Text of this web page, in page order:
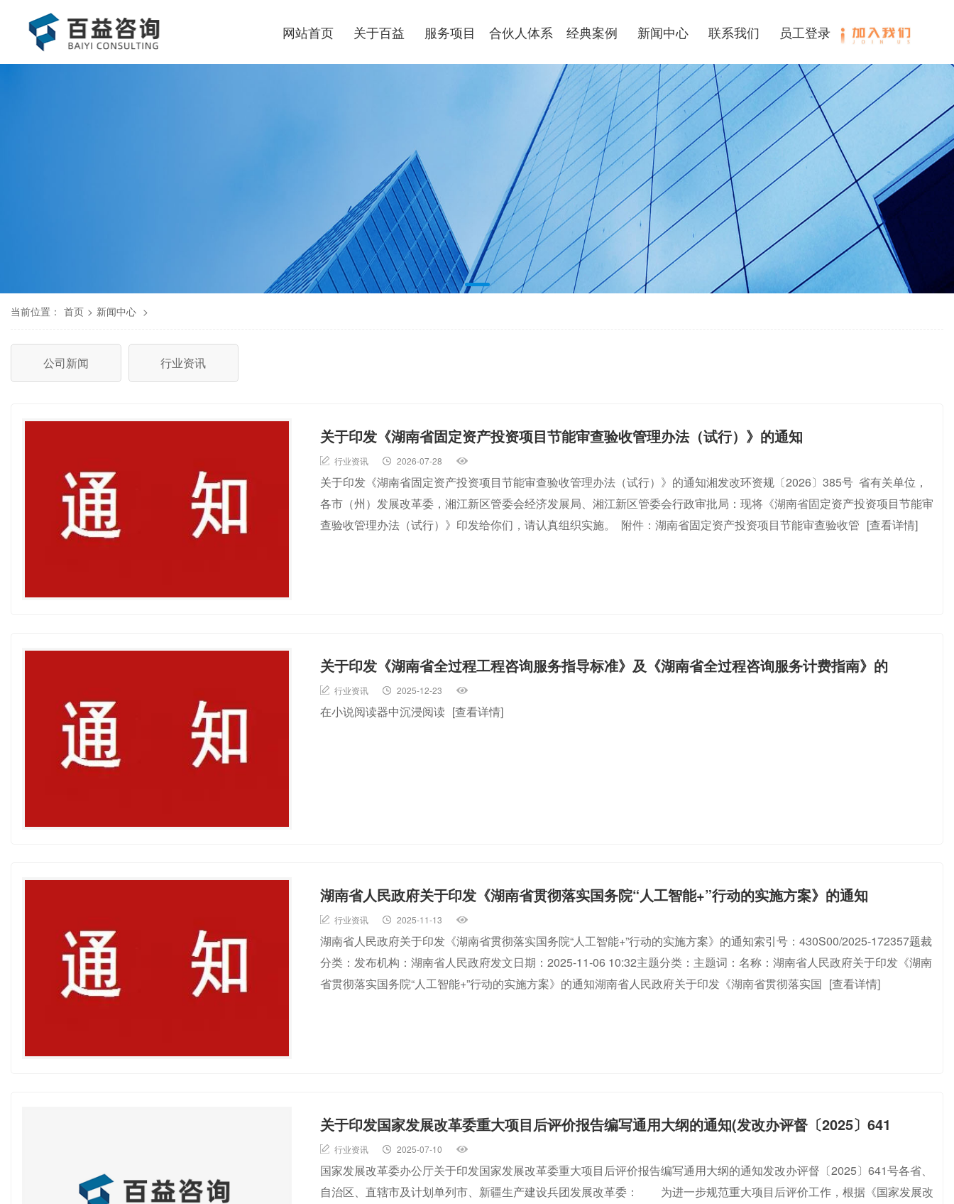
网站首页 关于百益 服务项目 合伙人体系 经典案例 新闻中心 联系我们 员工登录
加入我们
当前位置： 首页 > 新闻中心 >
公司新闻 行业资讯
关于印发《湖南省固定资产投资项目节能审查验收管理办法（试行）》的通知
行业资讯 2026-07-28
关于印发《湖南省固定资产投资项目节能审查验收管理办法（试行）》的通知湘发改环资规〔2026〕385号 省有关单位，
各市（州）发展改革委，湘江新区管委会经济发展局、湘江新区管委会行政审批局：现将《湖南省固定资产投资项目节能审
查验收管理办法（试行）》印发给你们，请认真组织实施。 附件：湖南省固定资产投资项目节能审查验收管 [查看详情]
关于印发《湖南省全过程工程咨询服务指导标准》及《湖南省全过程咨询服务计费指南》的
行业资讯 2025-12-23
在小说阅读器中沉浸阅读 [查看详情]
湖南省人民政府关于印发《湖南省贯彻落实国务院“人工智能+”行动的实施方案》的通知
行业资讯 2025-11-13
湖南省人民政府关于印发《湖南省贯彻落实国务院“人工智能+”行动的实施方案》的通知索引号：430S00/2025-172357题裁
分类：发布机构：湖南省人民政府发文日期：2025-11-06 10:32主题分类：主题词：名称：湖南省人民政府关于印发《湖南
省贯彻落实国务院“人工智能+”行动的实施方案》的通知湖南省人民政府关于印发《湖南省贯彻落实国 [查看详情]
关于印发国家发展改革委重大项目后评价报告编写通用大纲的通知(发改办评督〔2025〕641
行业资讯 2025-07-10
国家发展改革委办公厅关于印发国家发展改革委重大项目后评价报告编写通用大纲的通知发改办评督〔2025〕641号各省、
自治区、直辖市及计划单列市、新疆生产建设兵团发展改革委： 为进一步规范重大项目后评价工作，根据《国家发展改